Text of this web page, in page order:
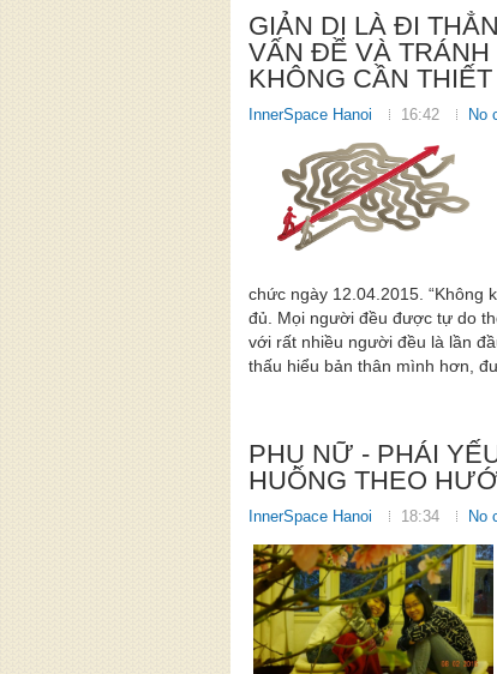
GIẢN DỊ LÀ ĐI
VẤN ĐỀ VÀ
KHÔNG CẦN THIẾT
InnerSpace Hanoi 16:42 No
chức ngày 12.04.2015. “Không
đủ. Mọi người đều được tự do
với rất nhiều người đều là lần
thấu hiểu bản thân mình hơn,
PHỤ NỮ - PHÁI
HUỐNG THEO
InnerSpace Hanoi 18:34 No